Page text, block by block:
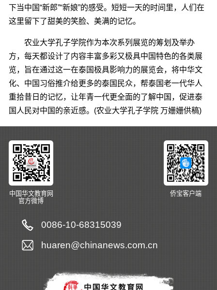
下当中国“新郎”“新娘”的感受。短短一天的时间里，人们在
这里留下了甜美的笑脸、美满的记忆。
农业大学孔子学院作为本次系列展览的筹划及举办
方，每天都设计了内容丰富多彩又极具中国特色的各类展
览，旨在通过这一在泰国极具影响力的展览会，将中华文
化、中国习俗推介给更多的泰国民众，帮泰国老一代华人
重拾昔日的记忆，让年青一代更全面的了解中国，促进泰
国人民对中国的亲近感。(农业大学孔子学院 万姗姗供稿)
中国华文教育网
官方微博
侨宝客户端
0086-10-68315039
huaren@chinanews.com.cn